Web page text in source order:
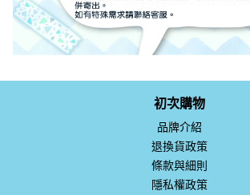
初次購物
品牌介紹
退換貨政策
條款與細則
隱私權政策